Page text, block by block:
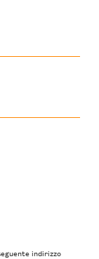
indirizzo